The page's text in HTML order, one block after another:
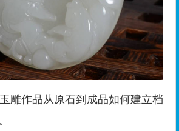
雕作品从原石到成品如何建立档